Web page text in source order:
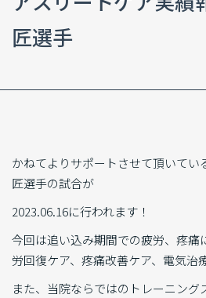
匠選手
かねてよりサポートさせて頂いてい
匠選手の試合が
2023.06.16に行われます！
今回は追い込み期間での疲労、疼痛
労回復ケア、疼痛改善ケア、電気治
また、当院ならではのトレーニング